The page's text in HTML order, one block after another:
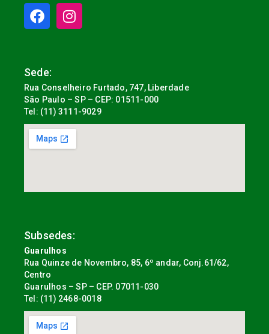
Sede:
Rua Conselheiro Furtado, 747, Liberdade
São Paulo – SP – CEP: 01511-000
Tel: (11) 3111-9029
Subsedes:
Guarulhos
Rua Quinze de Novembro, 85, 6º andar, Conj.61/62,
Centro
Guarulhos – SP – CEP. 07011-030
Tel: (11) 2468-0018